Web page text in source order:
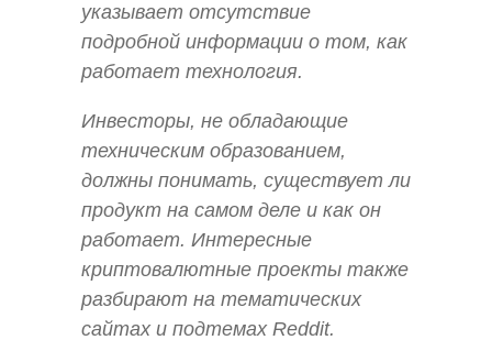
указывает отсутствие
подробной информации о том, как
работает технология.
Инвесторы, не обладающие
техническим образованием,
должны понимать, существует ли
продукт на самом деле и как он
работает. Интересные
криптовалютные проекты также
разбирают на тематических
сайтах и подтемах Reddit.